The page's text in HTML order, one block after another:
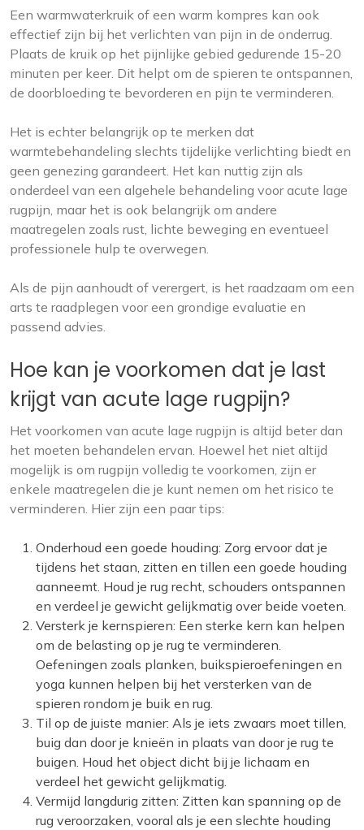
Een warmwaterkruik of een warm kompres kan ook
effectief zijn bij het verlichten van pijn in de onderrug.
Plaats de kruik op het pijnlijke gebied gedurende 15-20
minuten per keer. Dit helpt om de spieren te ontspannen,
de doorbloeding te bevorderen en pijn te verminderen.
Het is echter belangrijk op te merken dat
warmtebehandeling slechts tijdelijke verlichting biedt en
geen genezing garandeert. Het kan nuttig zijn als
onderdeel van een algehele behandeling voor acute lage
rugpijn, maar het is ook belangrijk om andere
maatregelen zoals rust, lichte beweging en eventueel
professionele hulp te overwegen.
Als de pijn aanhoudt of verergert, is het raadzaam om een
arts te raadplegen voor een grondige evaluatie en
passend advies.
Hoe kan je voorkomen dat je last
krijgt van acute lage rugpijn?
Het voorkomen van acute lage rugpijn is altijd beter dan
het moeten behandelen ervan. Hoewel het niet altijd
mogelijk is om rugpijn volledig te voorkomen, zijn er
enkele maatregelen die je kunt nemen om het risico te
verminderen. Hier zijn een paar tips:
Onderhoud een goede houding: Zorg ervoor dat je
tijdens het staan, zitten en tillen een goede houding
aanneemt. Houd je rug recht, schouders ontspannen
en verdeel je gewicht gelijkmatig over beide voeten.
Versterk je kernspieren: Een sterke kern kan helpen
om de belasting op je rug te verminderen.
Oefeningen zoals planken, buikspieroefeningen en
yoga kunnen helpen bij het versterken van de
spieren rondom je buik en rug.
Til op de juiste manier: Als je iets zwaars moet tillen,
buig dan door je knieën in plaats van door je rug te
buigen. Houd het object dicht bij je lichaam en
verdeel het gewicht gelijkmatig.
Vermijd langdurig zitten: Zitten kan spanning op de
rug veroorzaken, vooral als je een slechte houding